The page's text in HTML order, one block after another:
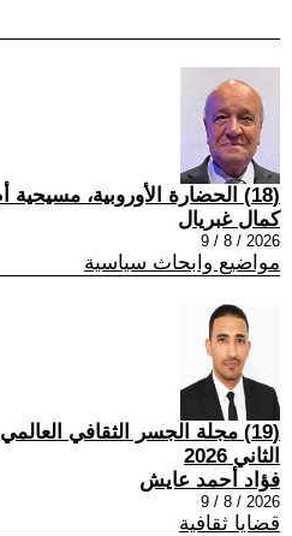
(18) الحضارة الأوروبية، مسيحية أم لامسيحية الهوية
كمال غبريال
2026 / 8 / 9
مواضيع وابحاث سياسية
(19) مجلة الجسر الثقافي
الثاني 2026
فؤاد أحمد عايش
2026 / 8 / 9
قضايا ثقافية